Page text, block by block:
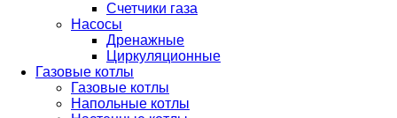
Счетчики газа
Насосы
Дренажные
Циркуляционные
Газовые котлы
Газовые котлы
Напольные котлы